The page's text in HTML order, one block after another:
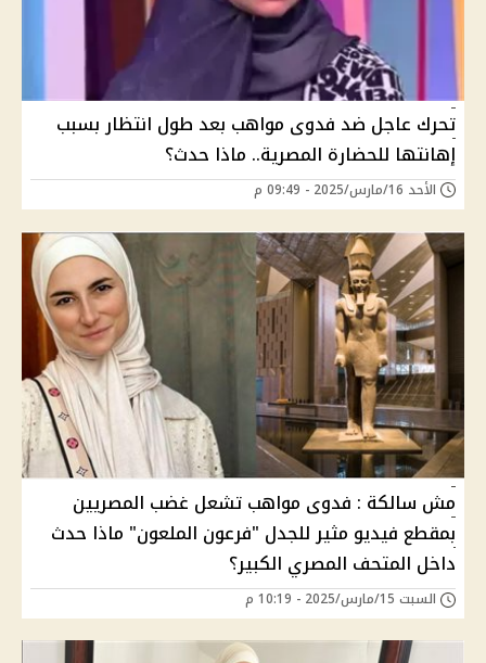
تحرك عاجل ضد فدوى مواهب بعد طول انتظار بسبب
إهانتها للحضارة المصرية.. ماذا حدث؟
الأحد 16/مارس/2025 - 09:49 م
مش سالكة : فدوى مواهب تشعل غضب المصريين
بمقطع فيديو مثير للجدل "فرعون الملعون" ماذا حدث
داخل المتحف المصري الكبير؟
السبت 15/مارس/2025 - 10:19 م